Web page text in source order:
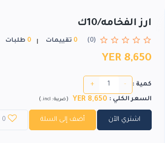
ارز الفخامه/10ك
(0)
0 تقييمات 0 طلبات
YER 8,650
كمية : -
+
السعر الكلي :
YER 8,650
(ضريبة : incl.
)
اشتري الآن أضف إلى السلة 0